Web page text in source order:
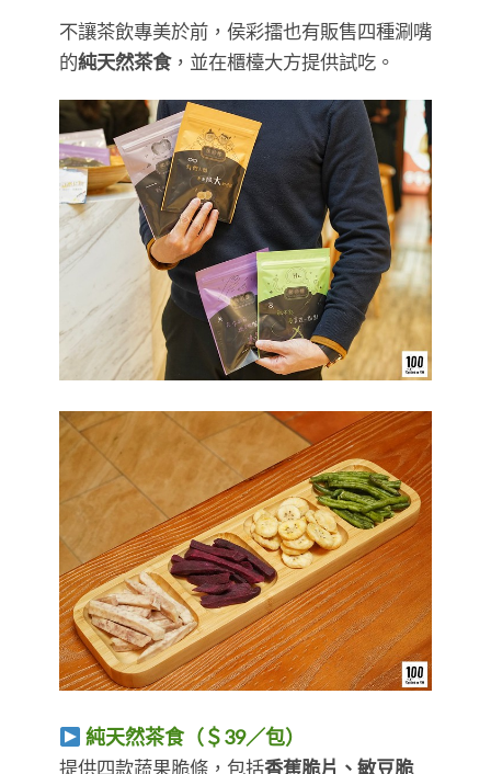
不讓茶飲專美於前，侯彩擂也有販售四種涮嘴
的純天然茶食，並在櫃檯大方提供試吃。
純天然茶食（＄39／包）
提供四款蔬果脆條，包括香蕉脆片、敏豆脆